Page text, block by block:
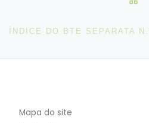
Mapa do site